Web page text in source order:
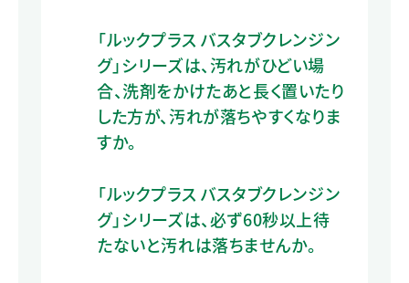
「ルックプラス バスタブクレンジン
グ」シリーズは、汚れがひどい場
合、洗剤をかけたあと長く置いたり
した方が、汚れが落ちやすくなりま
すか。
「ルックプラス バスタブクレンジン
グ」シリーズは、必ず60秒以上待
たないと汚れは落ちませんか。